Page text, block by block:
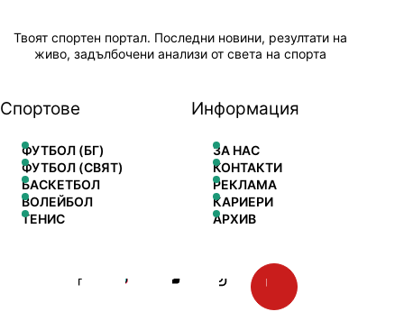
Твоят спортен портал. Последни новини, резултати на
живо, задълбочени анализи от света на спорта
Спортове
ФУТБОЛ (БГ)
ФУТБОЛ (СВЯТ)
БАСКЕТБОЛ
ВОЛЕЙБОЛ
ТЕНИС
Информация
ЗА НАС
КОНТАКТИ
РЕКЛАМА
КАРИЕРИ
АРХИВ